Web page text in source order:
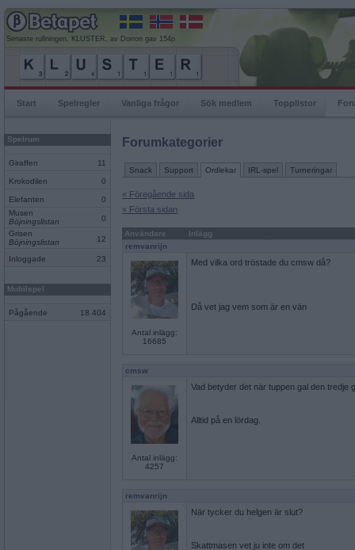
Senaste rullningen, KLUSTER, av Dorron gav 154p
Start Spelregler Vanliga frågor Sök medlem Topplistor
Spelrum
Giraffen 11
Krokodilen 0
Elefanten
0
Musen
Böjningslistan
0
Grisen
Böjningslistan
12
Inloggade 23
Mobilspel
Pågående 18 404
Forumkategorier
Snack Support Ordlekar IRL-spel Turneringar
« Föregående sida
« Första sidan
Användare
Inlägg
remvanrijn
Antal inlägg:
16685
Med vilka ord tröstade du cmsw då?
Då vet jag vem som är en vän
cmsw
Antal inlägg:
4257
Vad betyder det när tuppen gal den tredje
Alltid på en lördag.
remvanrijn
När tycker du helgen är slut?
Skattmasen vet ju inte om det